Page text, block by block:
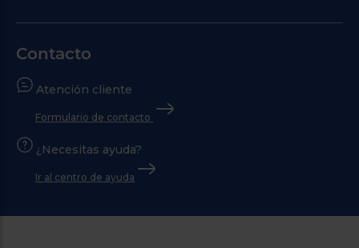
Contacto
Atención cliente
Formulario de contacto
¿Necesitas ayuda?
Ir al centro de ayuda